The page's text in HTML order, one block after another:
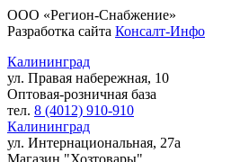
ООО «Регион-Снабжение»
Разработка сайта Консалт-Инфо
Калининград
ул. Правая набережная, 10
Оптовая-розничная база
тел. 8 (4012) 910-910
Калининград
ул. Интернациональная, 27а
Магазин "Хозтовары"